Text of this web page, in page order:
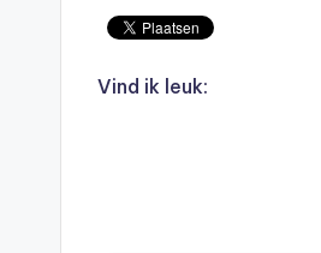
Vind ik leuk: